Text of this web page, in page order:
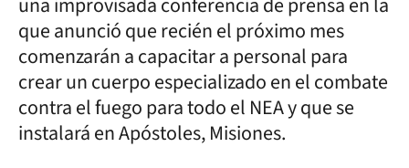
que anunció que recién el próximo mes
comenzarán a capacitar a personal para
crear un cuerpo especializado en el combate
contra el fuego para todo el NEA y que se
instalará en Apóstoles, Misiones.